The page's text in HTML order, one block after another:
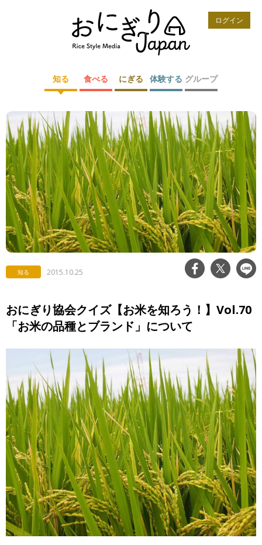
ログイン
知る 食べる にぎる 体験する グループ
知る 2015.10.25
おにぎり協会クイズ【お米を知ろう！】Vol.70
「お米の品種とブランド」について